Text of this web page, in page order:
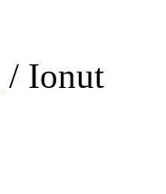
/ Ionut